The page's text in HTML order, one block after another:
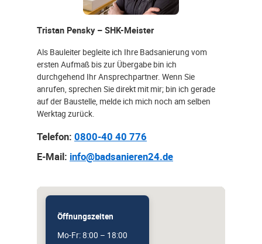
Tristan Pensky – SHK-Meister
Als Bauleiter begleite ich Ihre Badsanierung vom
ersten Aufmaß bis zur Übergabe bin ich
durchgehend Ihr Ansprechpartner. Wenn Sie
anrufen, sprechen Sie direkt mit mir; bin ich gerade
auf der Baustelle, melde ich mich noch am selben
Werktag zurück.
Telefon: 0800-40 40 776
E-Mail: info@badsanieren24.de
Öffnungszeiten
Mo-Fr: 8:00 – 18:00